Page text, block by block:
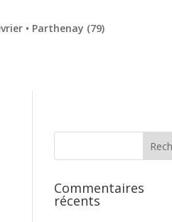
• Parthenay (79)
Commentaires
récents